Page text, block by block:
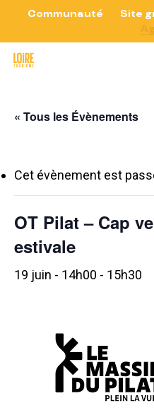
main
Communauté Site
« Tous les Évènements
Cet évènement est
OT Pilat – Cap
estivale
19 juin - 14h00 - 15h30